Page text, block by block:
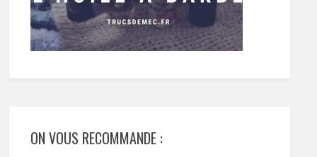
ON VOUS RECOMMANDE :